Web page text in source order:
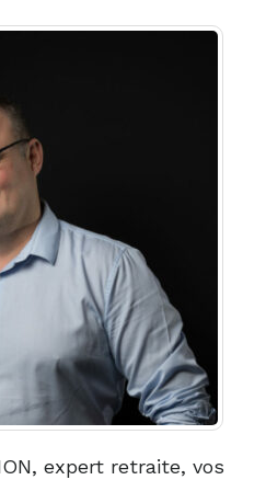
expert retraite, vos